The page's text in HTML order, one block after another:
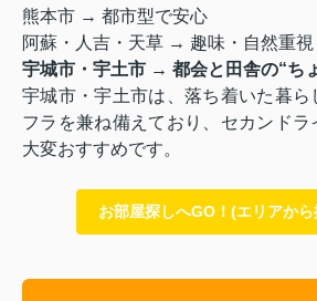
熊本市 → 都市型で安心
阿蘇・人吉・天草 → 趣味・自然重視
宇城市・宇土市 → 都会と田舎の“ち
宇城市・宇土市は、落ち着いた暮ら
フラを兼ね備えており、セカンドラ
大変おすすめです。
お部屋探しへGO！(エリアか